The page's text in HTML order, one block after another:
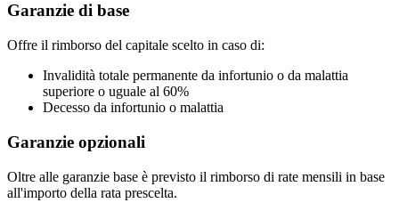
Garanzie di base
Offre il rimborso del capitale scelto in caso di:
Invalidità totale permanente da infortunio o da malattia
superiore o uguale al 60%
Decesso da infortunio o malattia
Garanzie opzionali
Oltre alle garanzie base è previsto il rimborso di rate mensili in base
all'importo della rata prescelta.